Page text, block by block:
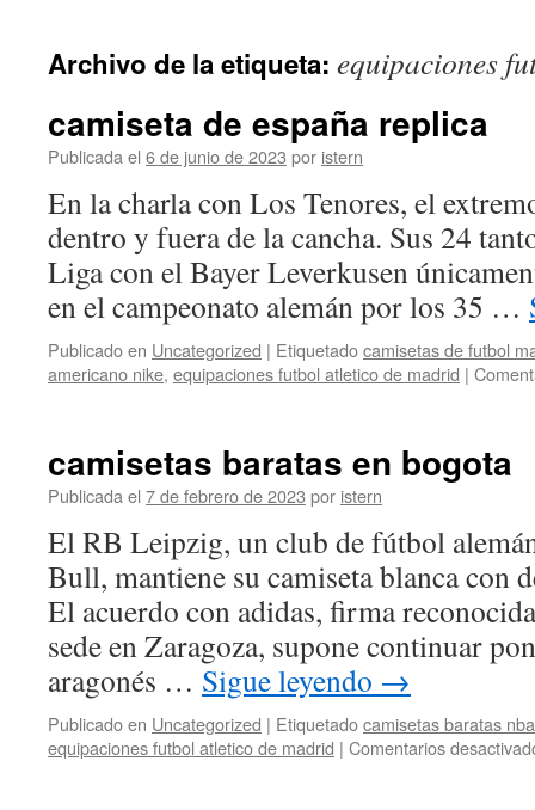
contenido
Archivo de la etiqueta: equipaciones
camiseta de españa replica
Publicada el 6 de junio de 2023 por istern
En la charla con Los Tenores, el
dentro y fuera de la cancha. Sus 24
Liga con el Bayer Leverkusen
en el campeonato alemán por los 35 …
Publicado en Uncategorized | Etiquetadocamisetas de futbol
americano nike, equipaciones futbol atletico de madrid |
camisetas baratas en bogota
Publicada el 7 de febrero de 2023 por istern
El RB Leipzig, un club de fútbol
Bull, mantiene su camiseta blanca con
El acuerdo con adidas, firma
sede en Zaragoza, supone continuar
aragonés … Sigue leyendo →
Publicado en Uncategorized | Etiquetadocamisetas baratas
equipaciones futbol atletico de madrid | Comentarios